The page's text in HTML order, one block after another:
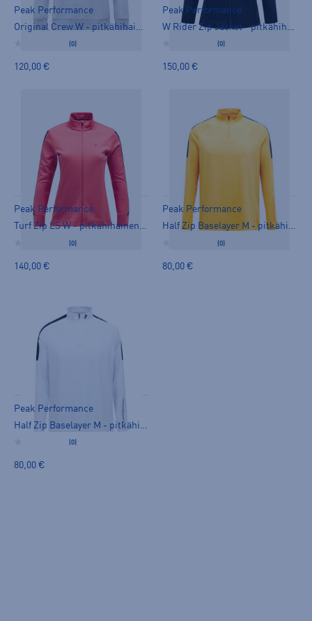
Peak Performance
(0)
120,00 €
Peak Performance
(0)
150,00 €
Peak Performance
Turf Zip LS W - pitkähihainen paita
(0)
140,00 €
Peak Performance
Half Zip Baselayer M - pitkähihainen paita
(0)
80,00 €
Peak Performance
(0)
80,00 €